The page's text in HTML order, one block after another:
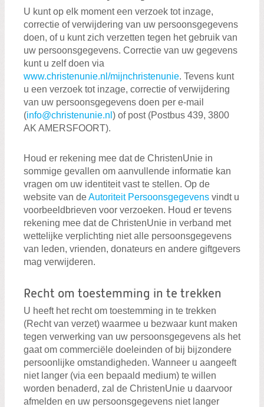
U kunt op elk moment een verzoek tot inzage,
correctie of verwijdering van uw persoonsgegevens
doen, of u kunt zich verzetten tegen het gebruik van
uw persoonsgegevens. Correctie van uw gegevens
kunt u zelf doen via
www.christenunie.nl/mijnchristenunie. Tevens kunt
u een verzoek tot inzage, correctie of verwijdering
van uw persoonsgegevens doen per e-mail
(info@christenunie.nl ) of post (Postbus 439, 3800
AK AMERSFOORT).
Houd er rekening mee dat de ChristenUnie in
sommige gevallen om aanvullende informatie kan
vragen om uw identiteit vast te stellen. Op de
website van deAutoriteit Persoonsgegevens vindt u
voorbeeldbrieven voor verzoeken. Houd er tevens
rekening mee dat de ChristenUnie in verband met
wettelijke verplichting niet alle persoonsgegevens
van leden, vrienden, donateurs en andere giftgevers
mag verwijderen.
Recht om toestemming in te trekken
U heeft het recht om toestemming in te trekken
(Recht van verzet) waarmee u bezwaar kunt maken
tegen verwerking van uw persoonsgegevens als het
gaat om commerciële doeleinden of bij bijzondere
persoonlijke omstandigheden. Wanneer u aangeeft
niet langer (via een bepaald medium) te willen
worden benaderd, zal de ChristenUnie u daarvoor
afmelden en uw persoonsgegevens niet langer